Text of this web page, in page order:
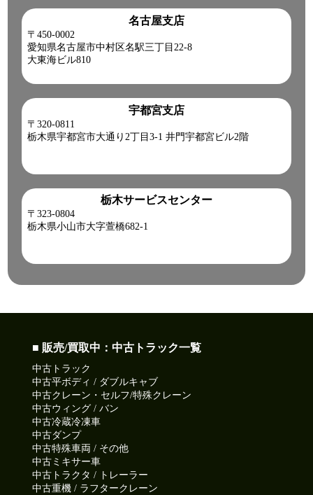
名古屋支店
〒450-0002
愛知県名古屋市中村区名駅三丁目22-8
大東海ビル810
宇都宮支店
〒320-0811
栃木県宇都宮市大通り2丁目3-1 井門宇都宮ビル2階
栃木サービスセンター
〒323-0804
栃木県小山市大字萱橋682-1
■ 販売/買取中：中古トラック一覧
中古トラック
中古平ボディ / ダブルキャブ
中古クレーン・セルフ/特殊クレーン
中古ウィング / バン
中古冷蔵冷凍車
中古ダンプ
中古特殊車両 / その他
中古ミキサー車
中古トラクタ / トレーラー
中古重機 / ラフタークレーン